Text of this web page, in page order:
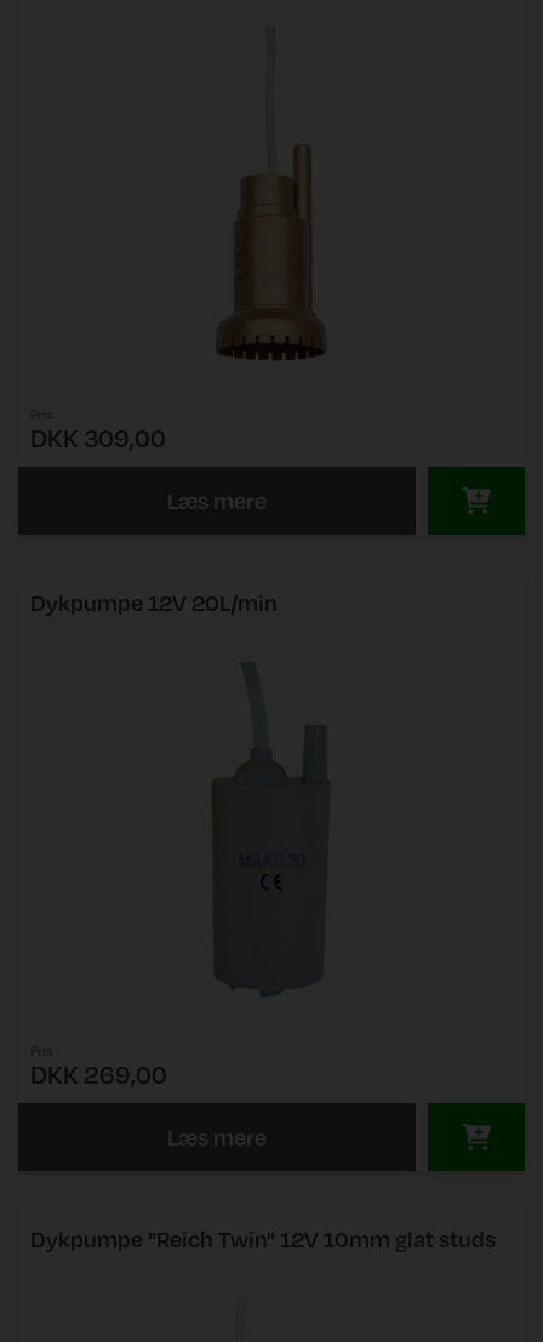
DKK 309,00
Læs mere
Dykpumpe 12V 20L/min
DKK 269,00
Læs mere
Dykpumpe "Reich Twin" 12V 10mm glat studs